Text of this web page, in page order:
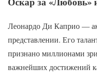
Леонардо Ди Каприо —
представлении. Его
признано миллионами
важнейших достижений